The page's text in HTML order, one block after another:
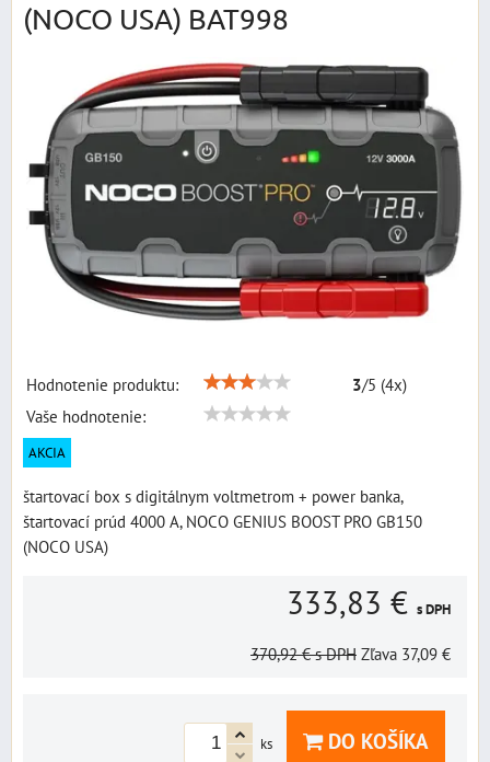
(NOCO USA) BAT998
Hodnotenie produktu: 3/5 (4x)
Vaše hodnotenie:
AKCIA
štartovací box s digitálnym voltmetrom + power banka,
štartovací prúd 4000 A, NOCO GENIUS BOOST PRO GB150
(NOCO USA)
333,83 € s DPH
370,92 € s DPH Zľava 37,09 €
ks DO KOŠÍKA